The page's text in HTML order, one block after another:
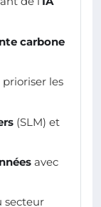
carbone
les
(SLM) et
avec
secteur